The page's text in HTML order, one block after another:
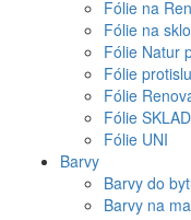
Fólie na
Fólie na sklo
Fólie Natur
Fólie
Fólie
Fólie
Fólie UNI
Barvy
Barvy do
Barvy na